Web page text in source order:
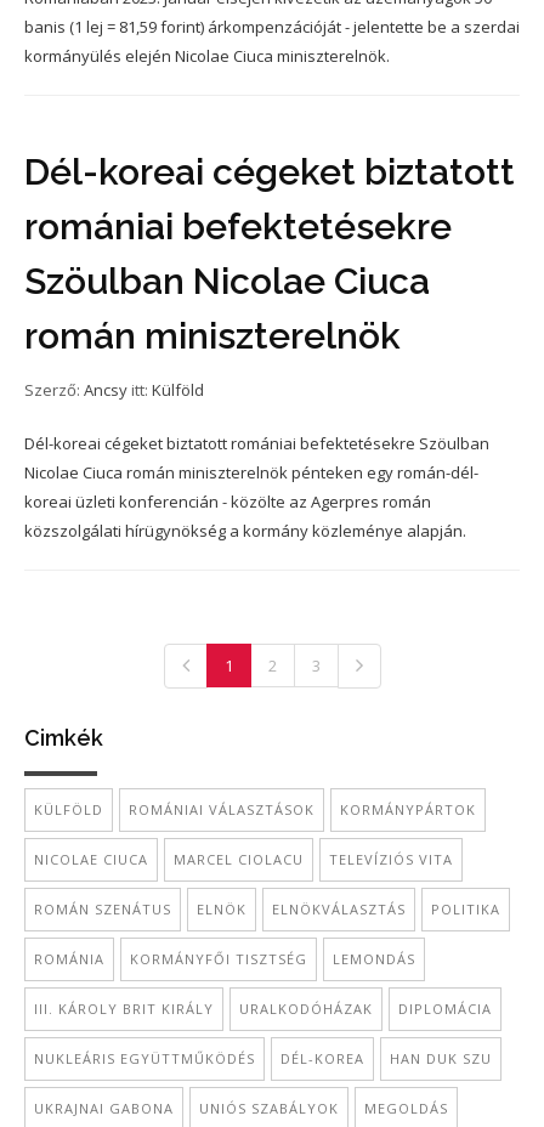
banis (1 lej = 81,59 forint) árkompenzációját - jelentette be a szerdai
kormányülés elején Nicolae Ciuca miniszterelnök.
Dél-koreai cégeket biztatott
romániai befektetésekre
Szöulban Nicolae Ciuca
román miniszterelnök
Szerző: Ancsy itt: Külföld
Dél-koreai cégeket biztatott romániai befektetésekre Szöulban
Nicolae Ciuca román miniszterelnök pénteken egy román-dél-
koreai üzleti konferencián - közölte az Agerpres román
közszolgálati hírügynökség a kormány közleménye alapján.
1 2 3
Cimkék
KÜLFÖLD ROMÁNIAI VÁLASZTÁSOK KORMÁNYPÁRTOK
NICOLAE CIUCA MARCEL CIOLACU TELEVÍZIÓS VITA
ROMÁN SZENÁTUS ELNÖK ELNÖKVÁLASZTÁS POLITIKA
ROMÁNIA KORMÁNYFŐI TISZTSÉG LEMONDÁS
III. KÁROLY BRIT KIRÁLY URALKODÓHÁZAK DIPLOMÁCIA
NUKLEÁRIS EGYÜTTMŰKÖDÉS DÉL-KOREA HAN DUK SZU
UKRAJNAI GABONA UNIÓS SZABÁLYOK MEGOLDÁS